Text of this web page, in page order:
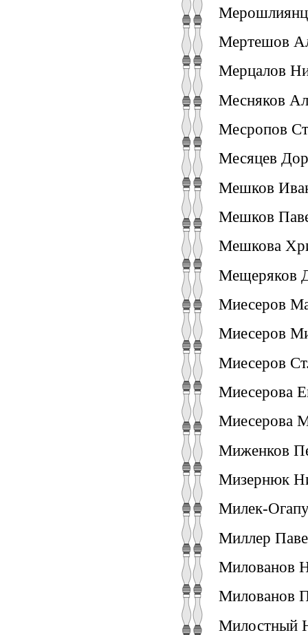
Мерошлиянц
Мертешов
Мерцалов
Месняков
Месропов
Месяцев
Мешков
Мешков
Мешкова
Мещеряков
Миесеров
Миесеров
Миесеров
Миесерова
Миесерова
Миженков
Мизернюк
Милек-
Миллер
Милованов
Милованов
Милостный